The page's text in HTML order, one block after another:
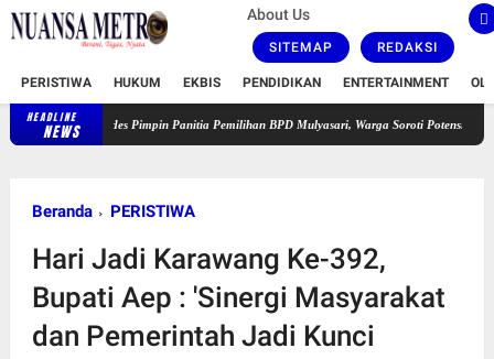
About Us
SITEMAP REDAKSI
PERISTIWA HUKUM EKBIS PENDIDIKAN ENTERTAINMENT
HEADLINE
NEWS
Sekdes Pimpin Panitia Pemilihan BPD Mulyasari, Warga Soroti Potensi Konflik Kepentingan
Beranda PERISTIWA
Hari Jadi Karawang Ke-392,
Bupati Aep : 'Sinergi Masyarakat
dan Pemerintah Jadi Kunci